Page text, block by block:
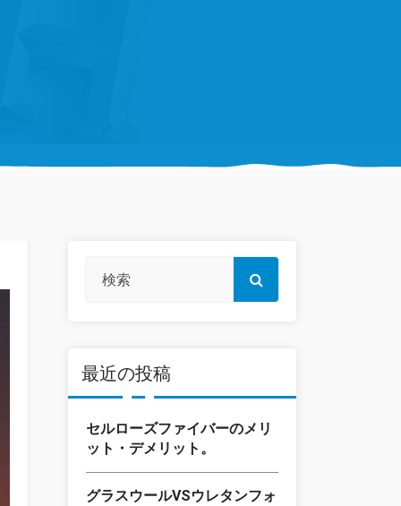
最近の投稿
セルローズファイバーのメリ
ット・デメリット。
グラスウールVSウレタンフォ